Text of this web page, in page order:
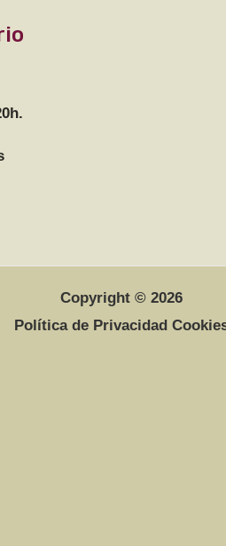
Copyright © 2026
Política de Privacidad